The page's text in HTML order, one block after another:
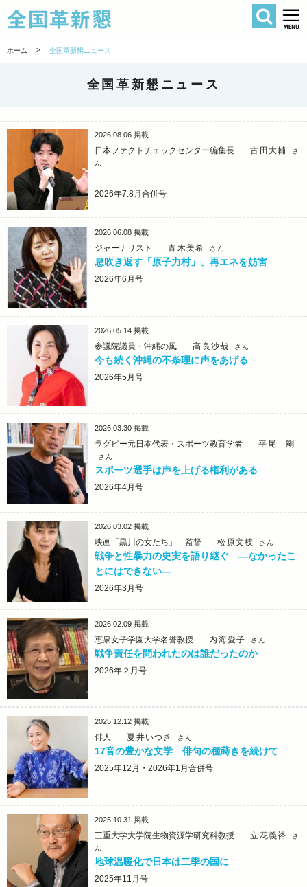
全国革新懇
検索
ホーム > 全国革新懇ニュース
全国革新懇ニュース
2026.08.06 掲載
日本ファクトチェックセンター編集長 古田大輔
さ
ん
2026年7.8月合併号
2026.06.08 掲載
ジャーナリスト 青木美希 さん
息吹き返す「原子力村」、再エネを妨害
2026年6月号
2026.05.14 掲載
参議院議員・沖縄の風 高良沙哉 さん
今も続く沖縄の不条理に声をあげる
2026年5月号
2026.03.30 掲載
ラグビー元日本代表・スポーツ教育学者 平尾 剛
さん
スポーツ選手は声を上げる権利がある
2026年4月号
2026.03.02 掲載
映画「黒川の女たち」 監督 松原文枝 さん
戦争と性暴力の史実を語り継ぐ ―なかったこ
とにはできない―
2026年3月号
2026.02.09 掲載
恵泉女子学園大学名誉教授 内海愛子 さん
戦争責任を問われたのは誰だったのか
2026年２月号
2025.12.12 掲載
俳人 夏井いつき さん
17音の豊かな文学 俳句の種蒔きを続けて
2025年12月・2026年1月合併号
2025.10.31 掲載
三重大学大学院生物資源学研究科教授 立花義裕
さ
ん
地球温暖化で日本は二季の国に
2025年11月号